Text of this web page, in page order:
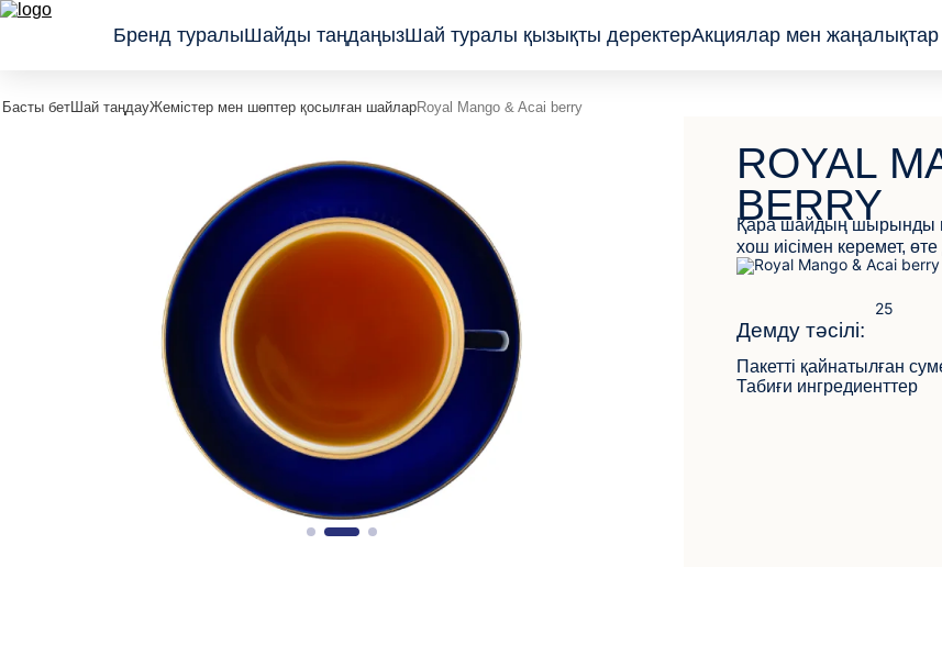
Бренд туралыШайды таңдаңыз
қара шайлар
Жемістер
қосылған
шайлар
шайлар
Wellness
коллекциясы
Шай туралы қызықты деректерАкциялар мен жаңалықтар
Басты бетШай таңдауЖемістер мен шөптер қосылған шайларRoyal Mango & Acai berry
ROYAL
BERRY
Қара шайдың шырынды
хош иісімен керемет, өте
Демду тәсілі:
Пакетті қайнатылған
Табиғи ингредиенттер